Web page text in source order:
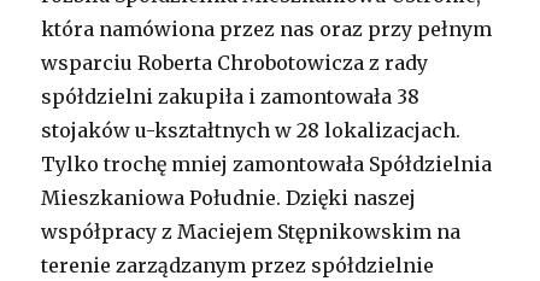
która namówiona przez nas oraz przy pełnym
wsparciu Roberta Chrobotowicza z rady
spółdzielni zakupiła i zamontowała 38
stojaków u-kształtnych w 28 lokalizacjach.
Tylko trochę mniej zamontowała Spółdzielnia
Mieszkaniowa Południe. Dzięki naszej
współpracy z Maciejem Stępnikowskim na
terenie zarządzanym przez spółdzielnie